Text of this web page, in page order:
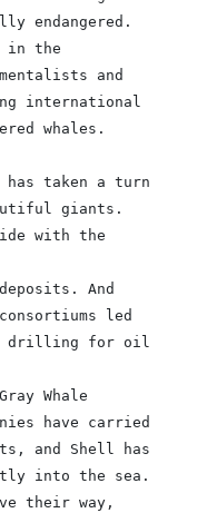
endangered.
in the
and
international
whales.
taken a turn
giants.
with the
And
led
drilling for oil
Whale
have carried
and Shell has
into the sea.
their way,